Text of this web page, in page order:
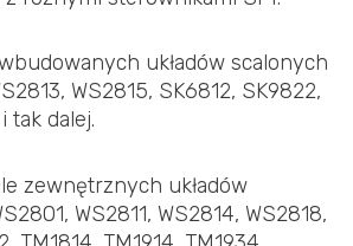
układów scalonych
WS2815, SK6812, SK9822,
tak dalej.
zewnętrznych układów
WS2811, WS2814, WS2818,